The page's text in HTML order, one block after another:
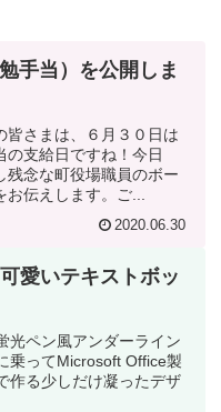
手当）を公開しま
皆さまは、６月３０日は
支給日ですね！今日
残念な町役場職員のボー
伝えします。ご...
2020.06.30
愛いテキストボッ
光ペン風アンダーライン
乗ってMicrosoft Office製
作る少しだけ凝ったデザ